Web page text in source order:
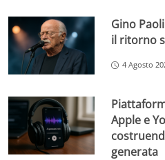
Gino
il ritorno
4 Agosto
Apple e
generata